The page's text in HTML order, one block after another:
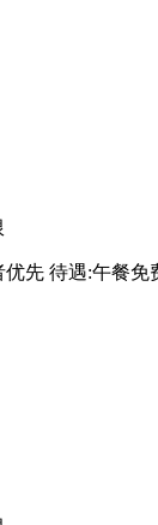
先 待遇:午餐免